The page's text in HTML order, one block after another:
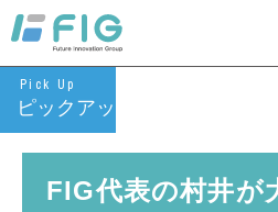
Pick Up
ピックアップ
FIG代表の村井が